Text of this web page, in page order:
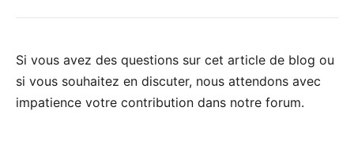
Si vous avez des questions sur cet article de blog ou
si vous souhaitez en discuter, nous attendons avec
impatience votre contribution dans notre forum.